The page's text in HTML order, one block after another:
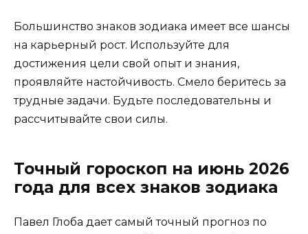
Большинство знаков зодиака имеет все шансы
на карьерный рост. Используйте для
достижения цели свой опыт и знания,
проявляйте настойчивость. Смело беритесь за
трудные задачи. Будьте последовательны и
рассчитывайте свои силы.
Точный гороскоп на июнь 2026
года для всех знаков зодиака
Павел Глоба дает самый точный прогноз по